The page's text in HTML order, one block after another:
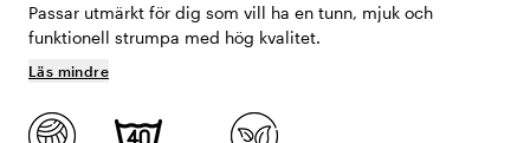
Passar utmärkt för dig som vill ha en tunn, mjuk och
funktionell strumpa med hög kvalitet.
Läs mindre